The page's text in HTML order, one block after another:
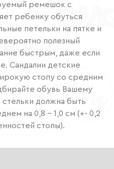
ремешок с
ребенку обуться
петельки на пятке и
полезный
быстрым, даже если
Сандалии детские
стопу со средним
обувь Вашему
должна быть
на 0,8 – 1,0 см (+- 0,2
стопы).